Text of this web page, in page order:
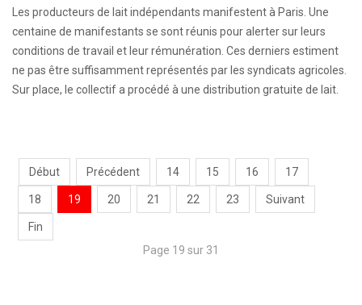
Les producteurs de lait indépendants manifestent à Paris. Une
centaine de manifestants se sont réunis pour alerter sur leurs
conditions de travail et leur rémunération. Ces derniers estiment
ne pas être suffisamment représentés par les syndicats agricoles.
Sur place, le collectif a procédé à une distribution gratuite de lait.
Début Précédent 14 15 16 17
18 19 20 21 22 23 Suivant
Fin
Page 19 sur 31